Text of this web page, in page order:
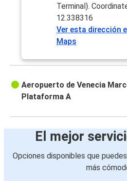
Cortina d'Ampezzo
Aeropuerto de
Aeropuerto de
Trento
Villach
Aeropuerto de
Milán
Aeropuerto de
Aeropuerto de
Terminal).
12.338316
Ver esta dirección
Maps
Aeropuerto de Venecia
Plataforma A
El mejor
Opciones disponibles que
más